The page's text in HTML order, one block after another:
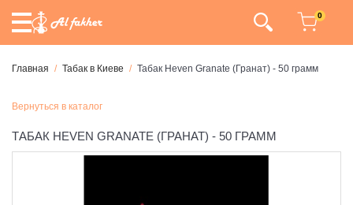
0
Главная Табак в Киеве Табак Heven Granate (Гранат) - 50 грамм
Вернуться в каталог
ТАБАК HEVEN GRANATE (ГРАНАТ) - 50 ГРАММ